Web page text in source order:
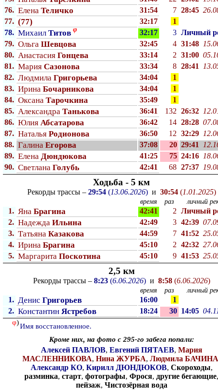
76. Елена Теличко 31:54 7 28:45
77. (77) 32:17
1
78. Михаил Титов φ 32:17 3 Личный
79. Ольга Шевцова 32:45 4 31:48
80. Анастасия Гонцева 33:14 2 31:00
81. Мария Сазонова 33:34 8 28:41
82. Людмила Григорьева 34:04
1
83. Ирина Бочарникова 34:04
1
84. Оксана Тарочкина 35:49
1
85. Александра Танькова 36:41 132 26:32
86. Юлия Абсатарова 36:42 14 28:28
87. Наталья Родионова 36:50 12 32:29
88. Галина Егорова 37:08 20 29:41
89. Елена Дюндюкова 41:25 75 24:16
90. Светлана Голубь 42:41 68 27:37
Ходьба - 5 км
Рекорды трассы – 29:54(13.06.2026)и 30:54(1.01.2025)
время раз личный
1. Яна Брагина 42:41 2 Личный
2. Надежда Ильина 42:49 3 42:39
3. Татьяна Казакова 44:59 7 41:52
4. Ирина Брагина 45:10 2 42:32
5. Маргарита Поскотина 45:10 9 41:53
2,5 км
Рекорды трассы – 8:23(6.06.2026)и 8:58(6.06.2026)
время раз личный
1. Денис Григорьев 16:00
1
2. Константин Ястребов 18:24 30 14:05
φ)Имя восстановленное.
Кроме них, на фото с 295-го забега попали:
Алексей ПАВЛОВ, Евгений ПЯТАЕВ, Мария
МАСЛЕННИКОВА,Нина ЖУРБА,Людмила
Александр КО, Кирилл ДЮНДЮКОВ, Скороходы,
разминка,старт,фотографы,Фрося, другие бегающие
пейзаж, Чистозёрная вода